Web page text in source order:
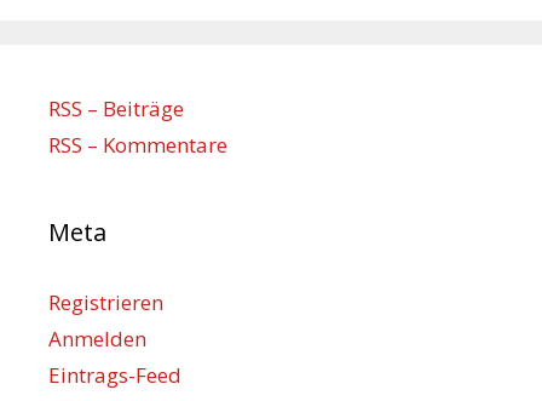
RSS – Beiträge
RSS – Kommentare
Meta
Registrieren
Anmelden
Eintrags-Feed